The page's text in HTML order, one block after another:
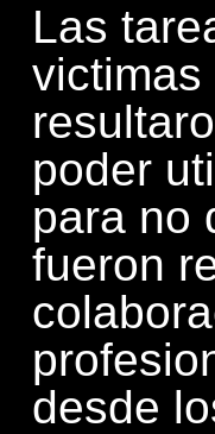
Las
poder
para no
fueron
desde